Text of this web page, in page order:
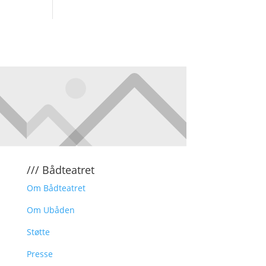
/// Bådteatret
Om Bådteatret
Om Ubåden
Støtte
Presse